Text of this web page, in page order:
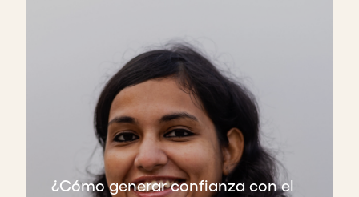
¿Cómo generar confianza con el